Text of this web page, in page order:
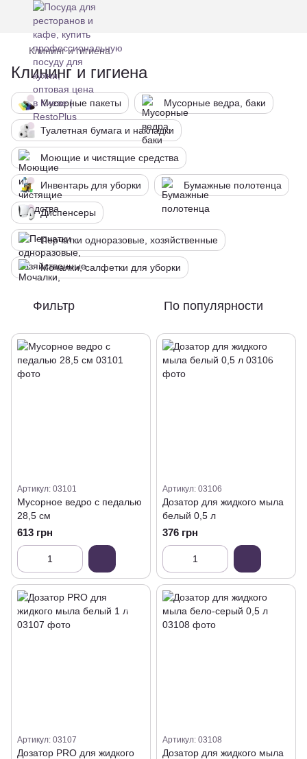
Клининг и гигиена
Клининг и гигиена
Мусорные пакеты Мусорные ведра, баки
Туалетная бумага и накладки
Моющие и чистящие средства
Инвентарь для уборки Бумажные полотенца
Диспенсеры
Перчатки одноразовые, хозяйственные
Мочалки, салфетки для уборки
Фильтр По популярности
Артикул: 03101
Мусорное ведро с педалью
28,5 см
613 грн
Артикул: 03106
Дозатор для жидкого мыла
белый 0,5 л
376 грн
Артикул: 03107
Дозатор PRO для жидкого
Артикул: 03108
Дозатор для жидкого мыла